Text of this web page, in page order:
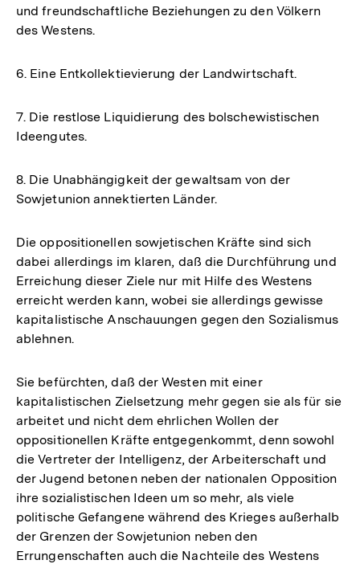
und freundschaftliche Beziehungen zu den Völkern
des Westens.
6. Eine Entkollektievierung der Landwirtschaft.
7. Die restlose Liquidierung des bolschewistischen
Ideengutes.
8. Die Unabhängigkeit der gewaltsam von der
Sowjetunion annektierten Länder.
Die oppositionellen sowjetischen Kräfte sind sich
dabei allerdings im klaren, daß die Durchführung und
Erreichung dieser Ziele nur mit Hilfe des Westens
erreicht werden kann, wobei sie allerdings gewisse
kapitalistische Anschauungen gegen den Sozialismus
ablehnen.
Sie befürchten, daß der Westen mit einer
kapitalistischen Zielsetzung mehr gegen sie als für sie
arbeitet und nicht dem ehrlichen Wollen der
oppositionellen Kräfte entgegenkommt, denn sowohl
die Vertreter der Intelligenz, der Arbeiterschaft und
der Jugend betonen neben der nationalen Opposition
ihre sozialistischen Ideen um so mehr, als viele
politische Gefangene während des Krieges außerhalb
der Grenzen der Sowjetunion neben den
Errungenschaften auch die Nachteile des Westens